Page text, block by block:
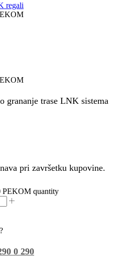
regali
grananje trase LNK sistema
pri završetku kupovine.
quantity
0 290